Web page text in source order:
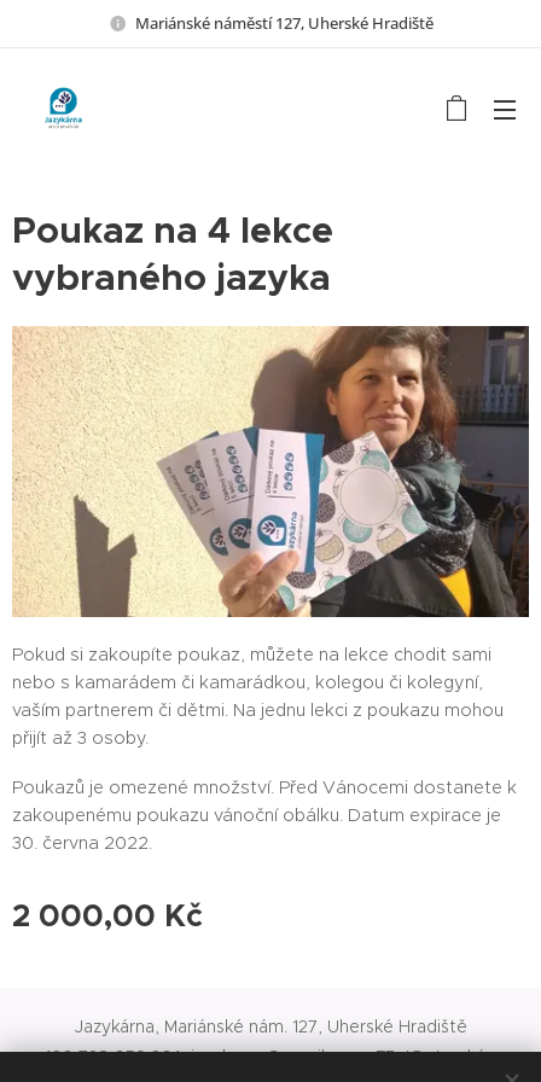
Mariánské náměstí 127, Uherské Hradiště
Poukaz na 4 lekce
vybraného jazyka
Pokud si zakoupíte poukaz, můžete na lekce chodit sami
nebo s kamarádem či kamarádkou, kolegou či kolegyní,
vaším partnerem či dětmi. Na jednu lekci z poukazu mohou
přijít až 3 osoby.
Poukazů je omezené množství. Před Vánocemi dostanete k
zakoupenému poukazu vánoční obálku. Datum expirace je
30. června 2022.
2 000,00 Kč
Jazykárna, Mariánské nám. 127, Uherské Hradiště
+420 728 059 264, jazykarna@gmail.com, FB, IG: Jazykárna